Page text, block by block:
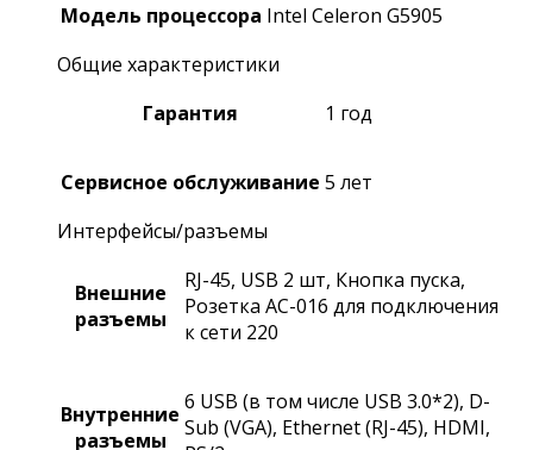
Модель процессора Intel Celeron G5905
Общие характеристики
Гарантия
1 год
Сервисное обслуживание 5 лет
Интерфейсы/разъемы
Внешние
разъемы
RJ-45, USB 2 шт, Кнопка пуска,
Розетка АС-016 для подключения
к сети 220
Внутренние
разъемы
6 USB (в том числе USB 3.0*2), D-
Sub (VGA), Ethernet (RJ-45), HDMI,